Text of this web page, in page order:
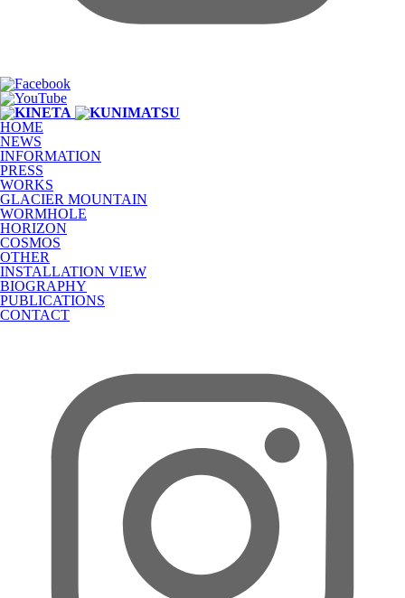
HOME
NEWS
INFORMATION
PRESS
WORKS
GLACIER MOUNTAIN
WORMHOLE
HORIZON
COSMOS
OTHER
INSTALLATION VIEW
BIOGRAPHY
PUBLICATIONS
CONTACT